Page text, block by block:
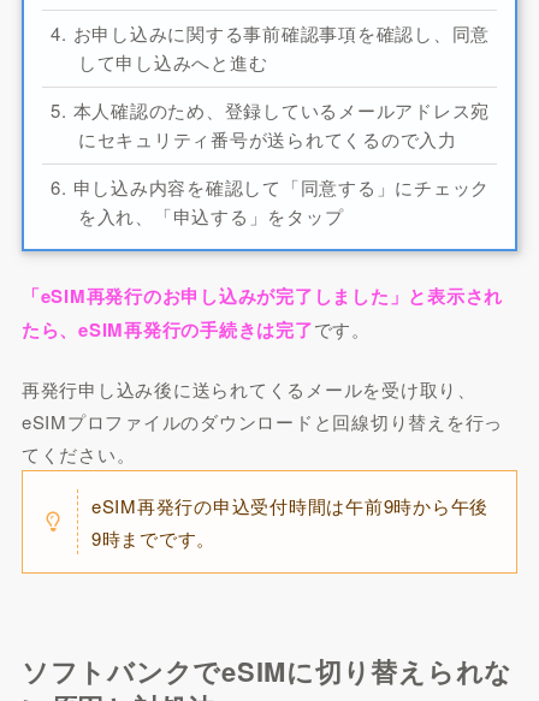
お申し込みに関する事前確認事項を確認し、同意
して申し込みへと進む
本人確認のため、登録しているメールアドレス宛
にセキュリティ番号が送られてくるので入力
申し込み内容を確認して「同意する」にチェック
を入れ、「申込する」をタップ
「eSIM再発行のお申し込みが完了しました」と表示され
たら、eSIM再発行の手続きは完了です。
再発行申し込み後に送られてくるメールを受け取り、
eSIMプロファイルのダウンロードと回線切り替えを行っ
てください。
eSIM再発行の申込受付時間は午前9時から午後
9時までです。
ソフトバンクでeSIMに切り替えられな